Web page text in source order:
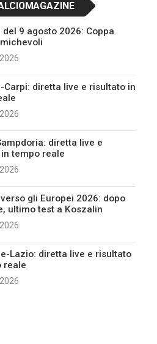
9 agosto 2026: Coppa
Carpi: diretta live e risultato in
diretta live e
tempo reale
gli Europei 2026: dopo
ultimo test a Koszalin
Lazio: diretta live e risultato
reale